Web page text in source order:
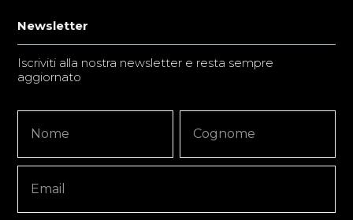
Newsletter
Iscriviti alla nostra newsletter e resta sempre
aggiornato
Signup
Copy